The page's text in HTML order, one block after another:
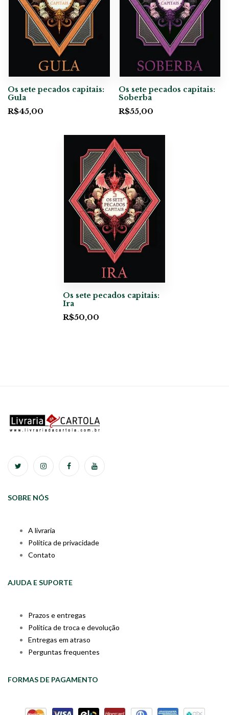
Os sete pecados capitais:
Gula
R$45,00
Os sete pecados capitais:
Soberba
R$55,00
Os sete pecados capitais:
Ira
R$50,00
SOBRE NÓS
A livraria
Política de privacidade
Contato
AJUDA E SUPORTE
Prazos e entregas
Política de troca e devolução
Entregas em atraso
Perguntas frequentes
FORMAS DE PAGAMENTO